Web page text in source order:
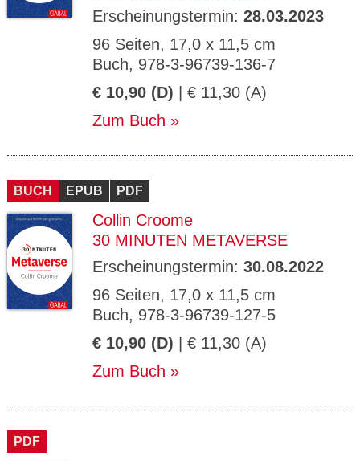
Erscheinungstermin: 28.03.2023
96 Seiten, 17,0 x 11,5 cm
Buch, 978-3-96739-136-7
€ 10,90 (D) | € 11,30 (A)
Zum Buch
BUCH EPUB PDF
Collin Croome
30 MINUTEN METAVERSE
Erscheinungstermin: 30.08.2022
96 Seiten, 17,0 x 11,5 cm
Buch, 978-3-96739-127-5
€ 10,90 (D) | € 11,30 (A)
Zum Buch
PDF